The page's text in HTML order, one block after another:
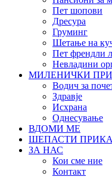
Пет шопови
Дресура
Груминг
Шетање на
Пет френдли
Невладини
МИЛЕНИЧКИ
Водич за
Здравје
Исхрана
Однесување
ВДОМИ МЕ
ШЕПАСТИ
ЗА НАС
Кои сме ние
Контакт